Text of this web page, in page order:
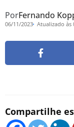
PorFernando
06/11/2023 Atualizado às
Compartilhe